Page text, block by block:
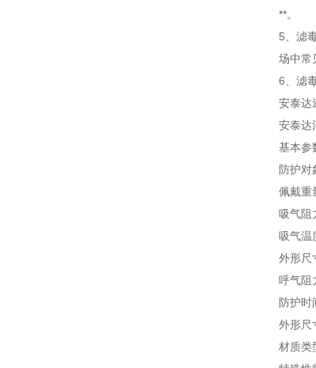
**。
5、滤
场中常
6、滤
安泰达
安泰达
基本参
防护对
佩戴重
吸气阻
吸气温
外形尺
呼气阻
防护
外形尺
材质类